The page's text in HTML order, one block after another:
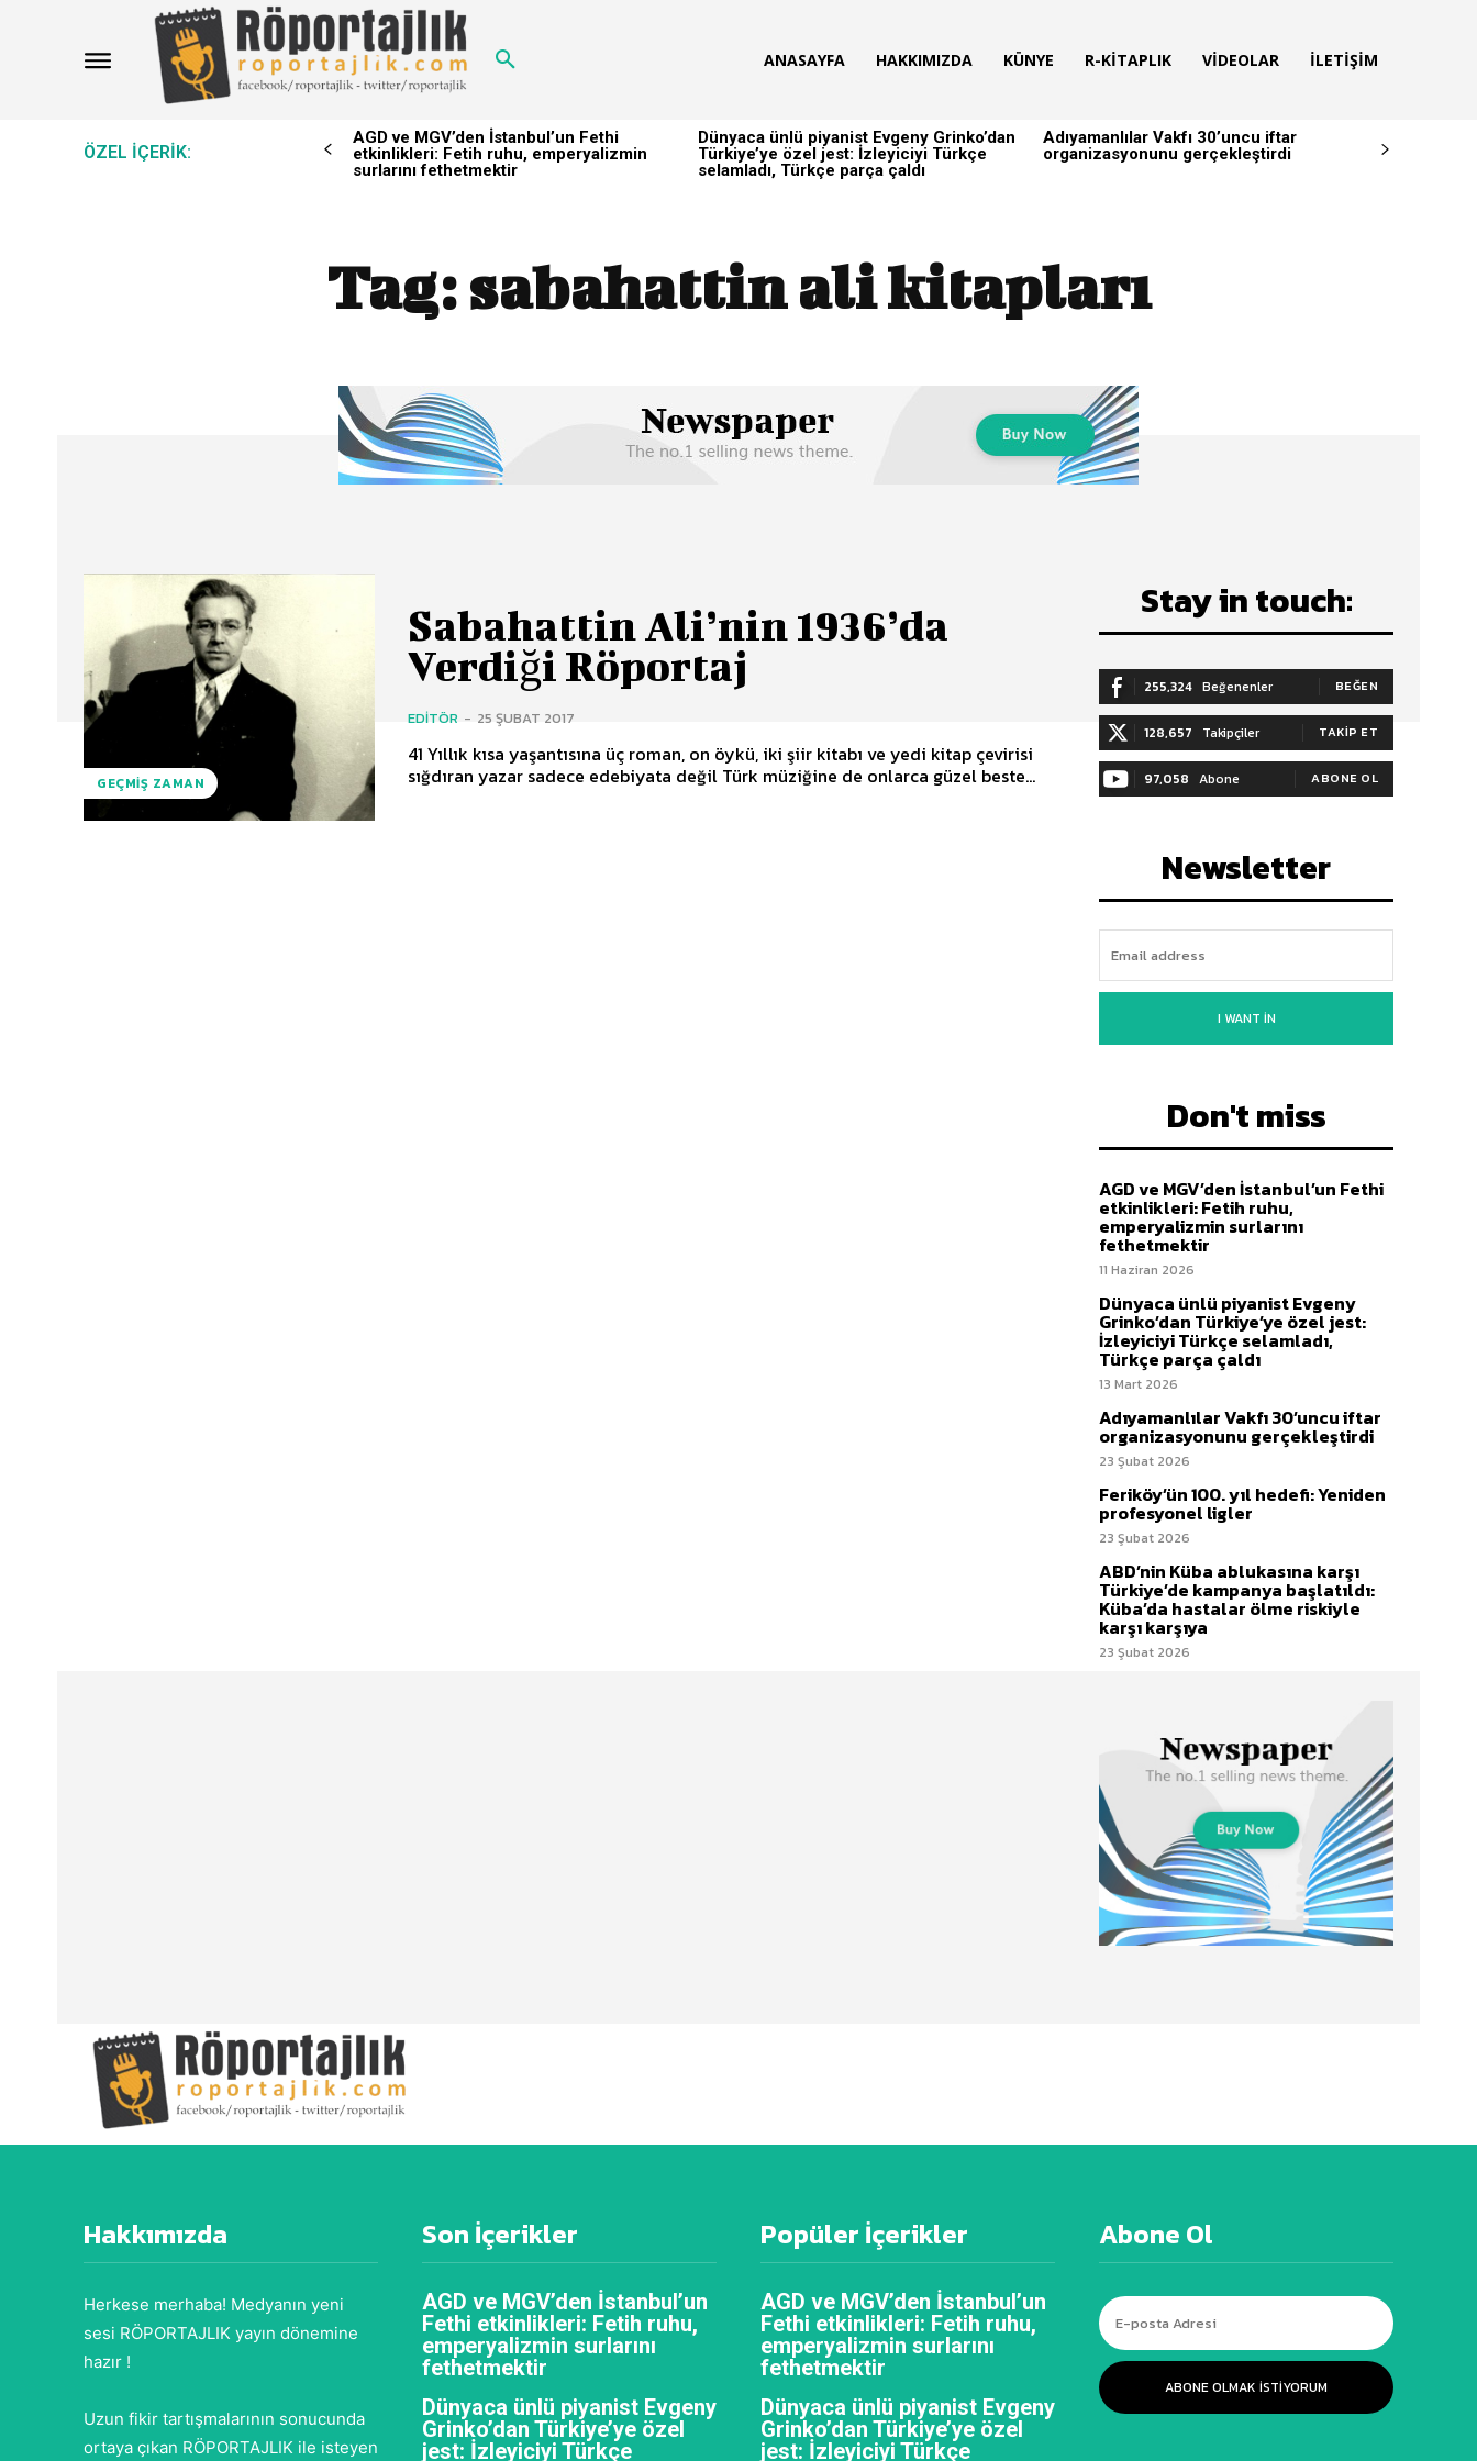
ANASAYFA HAKKIMIZDA KÜNYE R-KITAPLIK VIDEOLAR İLETIŞIM
ÖZEL IÇERIK:
AGD ve MGV’den İstanbul’un Fethi
etkinlikleri: Fetih ruhu, emperyalizmin
surlarını fethetmektir
Dünyaca ünlü piyanist Evgeny Grinko’dan
Türkiye’ye özel jest: İzleyiciyi Türkçe
selamladı, Türkçe parça çaldı
Adıyamanlılar Vakfı 30’uncu iftar
organizasyonunu gerçekleştirdi
Tag:sabahattin ali kitapları
GEÇMIŞ ZAMAN
Sabahattin Ali’nin 1936’da
Verdiği Röportaj
EDITÖR - 25 ŞUBAT 2017
41 Yıllık kısa yaşantısına üç roman, on öykü, iki şiir kitabı ve yedi kitap çevirisi
sığdıran yazar sadece edebiyata değil Türk müziğine de onlarca güzel beste...
Stay in touch:
255,324 Beğenenler BEĞEN
128,657 Takipçiler TAKIP ET
97,058 Abone ABONE OL
Newsletter
I WANT IN
Don't miss
AGD ve MGV’den İstanbul’un Fethi
etkinlikleri: Fetih ruhu,
emperyalizmin surlarını
fethetmektir
11 Haziran 2026
Dünyaca ünlü piyanist Evgeny
Grinko’dan Türkiye’ye özel jest:
İzleyiciyi Türkçe selamladı,
Türkçe parça çaldı
13 Mart 2026
Adıyamanlılar Vakfı 30’uncu iftar
organizasyonunu gerçekleştirdi
23 Şubat 2026
Feriköy’ün 100. yıl hedefi: Yeniden
profesyonel ligler
23 Şubat 2026
ABD’nin Küba ablukasına karşı
Türkiye’de kampanya başlatıldı:
Küba’da hastalar ölme riskiyle
karşı karşıya
23 Şubat 2026
Hakkımızda
Herkese merhaba! Medyanın yeni
sesi RÖPORTAJLIK yayın dönemine
hazır !
Uzun fikir tartışmalarının sonucunda
ortaya çıkan RÖPORTAJLIK ile isteyen
Son İçerikler
AGD ve MGV’den İstanbul’un
Fethi etkinlikleri: Fetih ruhu,
emperyalizmin surlarını
fethetmektir
Dünyaca ünlü piyanist Evgeny
Grinko’dan Türkiye’ye özel
jest: İzleyiciyi Türkçe
Popüler İçerikler
AGD ve MGV’den İstanbul’un
Fethi etkinlikleri: Fetih ruhu,
emperyalizmin surlarını
fethetmektir
Dünyaca ünlü piyanist Evgeny
Grinko’dan Türkiye’ye özel
jest: İzleyiciyi Türkçe
Abone Ol
ABONE OLMAK ISTIYORUM